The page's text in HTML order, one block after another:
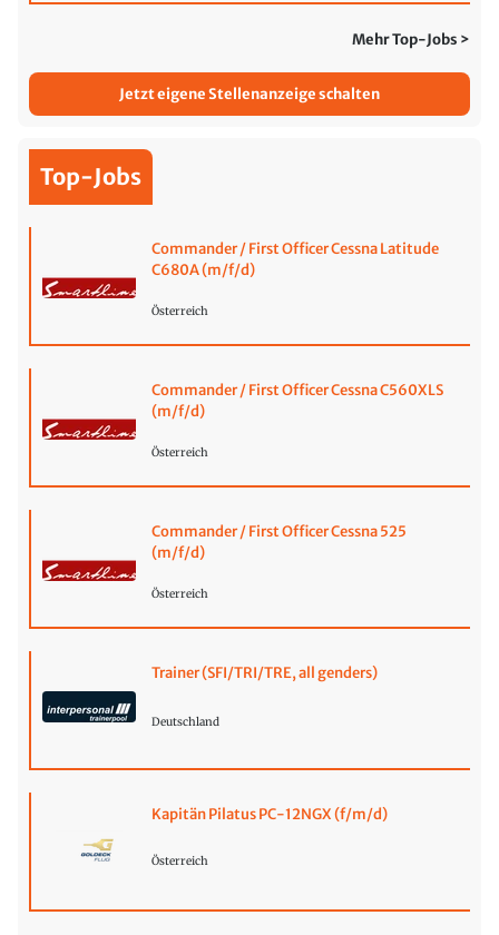
Mehr Top-Jobs >
Jetzt eigene Stellenanzeige schalten
Top-Jobs
Commander / First Officer Cessna Latitude
C680A (m/f/d)
Österreich
Commander / First Officer Cessna C560XLS
(m/f/d)
Österreich
Commander / First Officer Cessna 525
(m/f/d)
Österreich
Trainer (SFI/TRI/TRE, all genders)
Deutschland
Kapitän Pilatus PC-12NGX (f/m/d)
Österreich